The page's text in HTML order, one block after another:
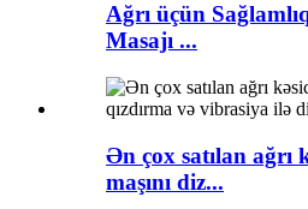
Ağrı üçün
Masajı ...
Ən çox satılan ağrı
maşını diz...